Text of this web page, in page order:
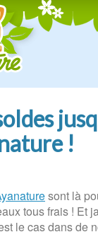
!
sont là
tous frais ! Et
le cas dans de